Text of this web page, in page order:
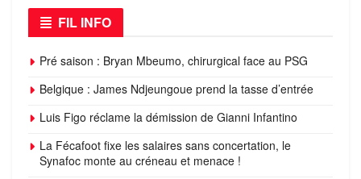
FIL INFO
Pré saison : Bryan Mbeumo, chirurgical face au PSG
Belgique : James Ndjeungoue prend la tasse d’entrée
Luis Figo réclame la démission de Gianni Infantino
La Fécafoot fixe les salaires sans concertation, le
Synafoc monte au créneau et menace !